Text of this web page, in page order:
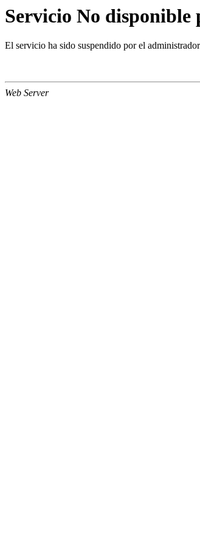
Servicio No disponible
El servicio ha sido suspendido por el
Web Server